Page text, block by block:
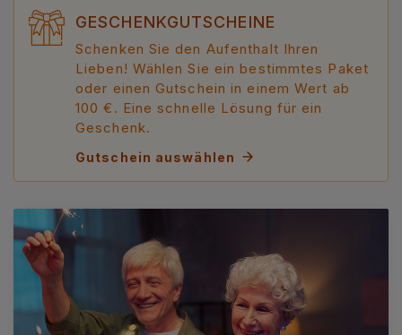
GESCHENKGUTSCHEINE
Schenken Sie den Aufenthalt Ihren
Lieben! Wählen Sie ein bestimmtes Paket
oder einen Gutschein in einem Wert ab
100 €. Eine schnelle Lösung für ein
Geschenk.
Gutschein auswählen